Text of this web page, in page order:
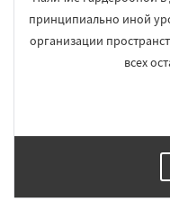
принципиально иной
организации
всех